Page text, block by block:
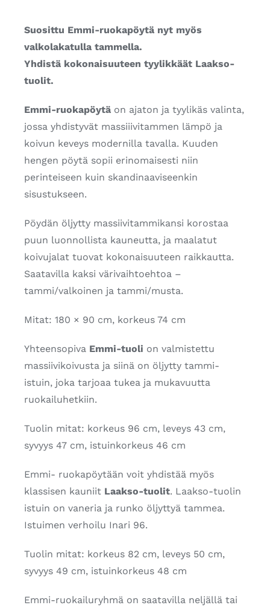
Suosittu Emmi-ruokapöytä nyt myös
valkolakatulla tammella.
Yhdistä kokonaisuuteen tyylikkäät Laakso-
tuolit.
Emmi-ruokapöytäon ajaton ja tyylikäs valinta,
jossa yhdistyvät massiiivitammen lämpö ja
koivun keveys modernilla tavalla. Kuuden
hengen pöytä sopii erinomaisesti niin
perinteiseen kuin skandinaaviseenkin
sisustukseen.
Pöydän öljytty massiivitammikansi korostaa
puun luonnollista kauneutta, ja maalatut
koivujalat tuovat kokonaisuuteen raikkautta.
Saatavilla kaksi värivaihtoehtoa –
tammi/valkoinen ja tammi/musta.
Mitat: 180 × 90 cm, korkeus 74 cm
Yhteensopiva Emmi-tuoli on valmistettu
massiivikoivusta ja siinä on öljytty tammi-
istuin, joka tarjoaa tukea ja mukavuutta
ruokailuhetkiin.
Tuolin mitat: korkeus 96 cm, leveys 43 cm,
syvyys 47 cm, istuinkorkeus 46 cm
Emmi- ruokapöytään voit yhdistää myös
klassisen kauniit Laakso-tuolit. Laakso-tuolin
istuin on vaneria ja runko öljyttyä tammea.
Istuimen verhoilu Inari 96.
Tuolin mitat: korkeus 82 cm, leveys 50 cm,
syvyys 49 cm, istuinkorkeus 48 cm
Emmi-ruokailuryhmä on saatavilla neljällä tai